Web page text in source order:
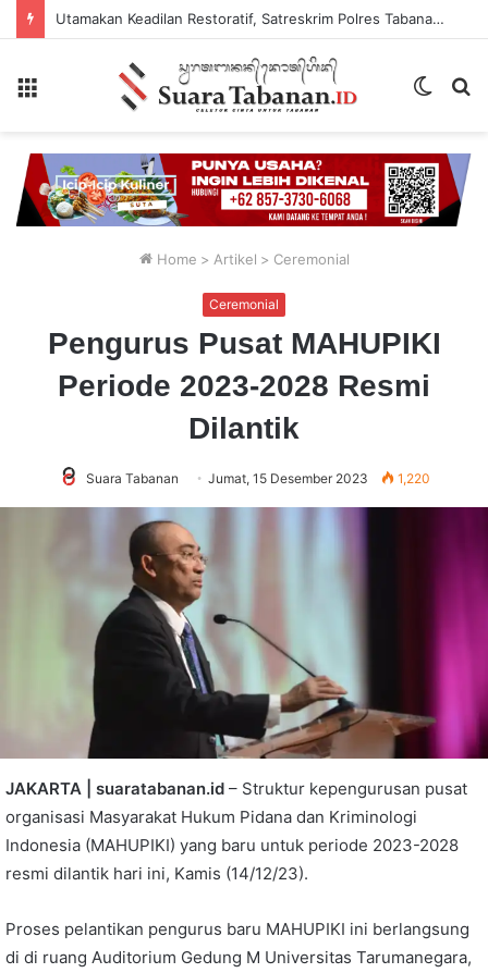
Utamakan Keadilan Restoratif, Satreskrim Polres Tabanan Gelar Perkara Kasus Penganiayaan Anak
Switch
Home > Artikel > Ceremonial
Ceremonial
Pengurus Pusat MAHUPIKI
Periode 2023-2028 Resmi
Dilantik
Suara Tabanan Jumat, 15 Desember 2023 1,220
JAKARTA | suaratabanan.id – Struktur kepengurusan pusat
organisasi Masyarakat Hukum Pidana dan Kriminologi
Indonesia (MAHUPIKI) yang baru untuk periode 2023-2028
resmi dilantik hari ini, Kamis (14/12/23).
Proses pelantikan pengurus baru MAHUPIKI ini berlangsung
di di ruang Auditorium Gedung M Universitas Tarumanegara,